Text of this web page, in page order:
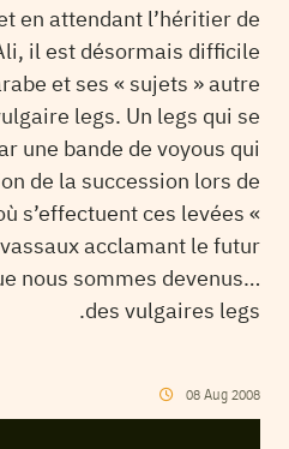
en attendant l’héritier de
il est désormais difficile
et ses « sujets » autre
legs. Un legs qui se
une bande de voyous qui
de la succession lors de
s’effectuent ces levées «
acclamant le futur
nous sommes devenus…
des vulgaires legs.
08 Aug 2008